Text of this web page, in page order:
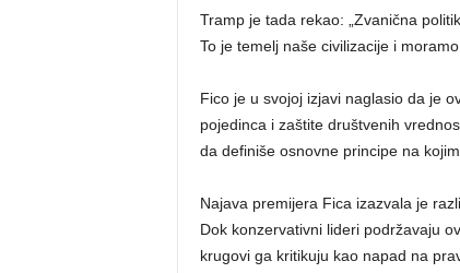
Tramp je tada rekao: „Zvanična
To je temelj naše civilizacije i
Fico je u svojoj izjavi naglasio da je
pojedinca i zaštite društvenih
da definiše osnovne principe na
Najava premijera Fica izazvala je
Dok konzervativni lideri podržavaju
krugovi ga kritikuju kao napad na